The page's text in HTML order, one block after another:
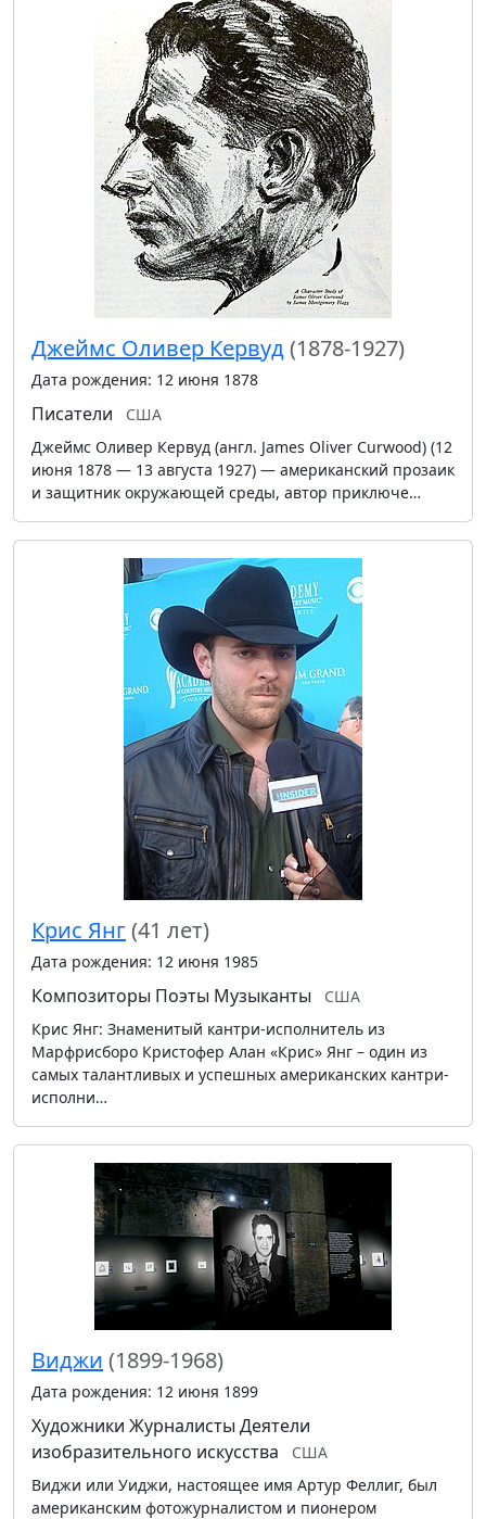
Джеймс Оливер Кервуд(1878-1927)
Дата рождения: 12 июня 1878
Писатели
США
Джеймс Оливер Кервуд (англ. James Oliver Curwood) (12
июня 1878 — 13 августа 1927) — американский прозаик
и защитник окружающей среды, автор приключе…
Крис Янг(41 лет)
Дата рождения: 12 июня 1985
Композиторы Поэты Музыканты
США
Крис Янг: Знаменитый кантри-исполнитель из
Марфрисборо Кристофер Алан «Крис» Янг – один из
самых талантливых и успешных американских кантри-
исполни…
Виджи (1899-1968)
Дата рождения: 12 июня 1899
Художники Журналисты Деятели
изобразительного искусства
США
Виджи или Уиджи, настоящее имя Артур Феллиг, был
американским фотожурналистом и пионером